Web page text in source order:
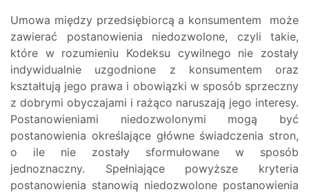
Umowa między przedsiębiorcą a konsumentem może
zawierać postanowienia niedozwolone, czyli takie,
które w rozumieniu Kodeksu cywilnego nie zostały
indywidualnie uzgodnione z konsumentem oraz
kształtują jego prawa i obowiązki w sposób sprzeczny
z dobrymi obyczajami i rażąco naruszają jego interesy.
Postanowieniami niedozwolonymi mogą być
postanowienia określające główne świadczenia stron,
o ile nie zostały sformułowane w sposób
jednoznaczny. Spełniające powyższe kryteria
postanowienia stanowią niedozwolone postanowienia